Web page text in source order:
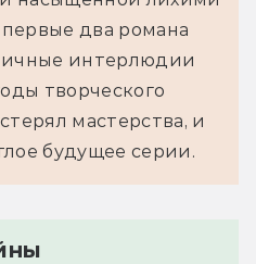
два романа
интерлюдии
творческого
мастерства, и
будущее серии.